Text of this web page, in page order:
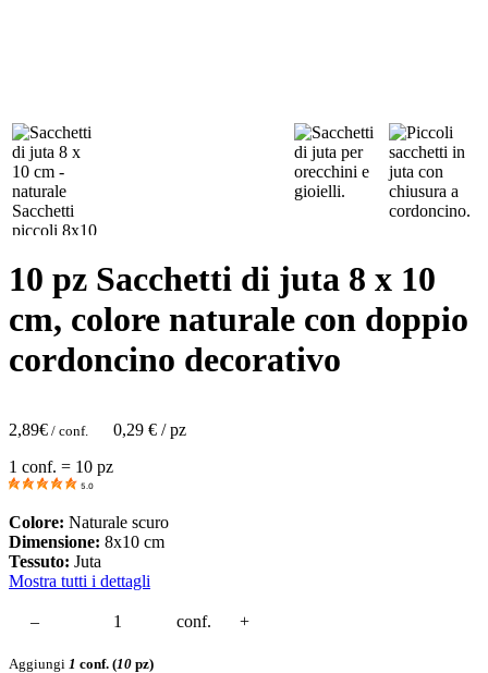
10 pz Sacchetti di juta 8 x 10
cm, colore naturale con doppio
cordoncino decorativo
2,89€ / conf.
1 conf. = 10 pz
0,29 € / pz
5.0
Colore: Naturale scuro
Dimensione: 8x10 cm
Tessuto: Juta
Mostra tutti i dettagli
– conf. +
Aggiungi 1 conf. (10 pz)